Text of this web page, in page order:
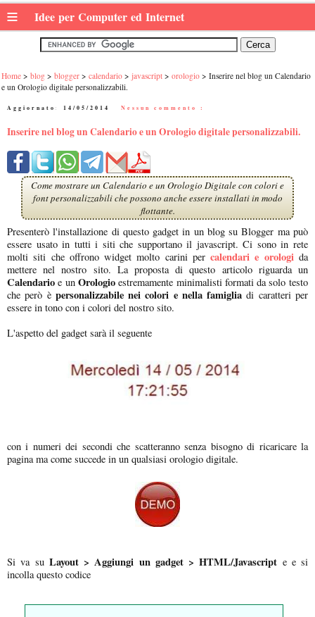
≡ Idee per Computer ed Internet
Home blog blogger calendario javascript orologio
Inserire nel blog un Calendario
e un Orologio digitale personalizzabili.
Aggiornato: 14/05/2014 Nessun commento :
Inserire nel blog un Calendario e un Orologio digitale personalizzabili.
Come mostrare un Calendario e un Orologio Digitale con colori e
font personalizzabili che possono anche essere installati in modo
flottante.
Presenterò l'installazione di questo gadget in un blog su Blogger ma può
essere usato in tutti i siti che supportano il javascript. Ci sono in rete
molti siti che offrono widget molto carini per calendari e orologida
mettere nel nostro sito. La proposta di questo articolo riguarda un
Calendario e unOrologioestremamente minimalisti formati da solo testo
che però è personalizzabile nei colori e nella famiglia di caratteri per
essere in tono con i colori del nostro sito.
L'aspetto del gadget sarà il seguente
con i numeri dei secondi che scatteranno senza bisogno di ricaricare la
pagina ma come succede in un qualsiasi orologio digitale.
Si va su Layout > Aggiungi un gadget > HTML/Javascript e e si
incolla questo codice